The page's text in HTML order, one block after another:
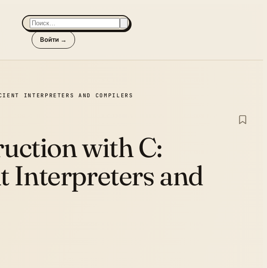
Войти →
INTERPRETERS AND COMPILERS
with C:
Interpreters and